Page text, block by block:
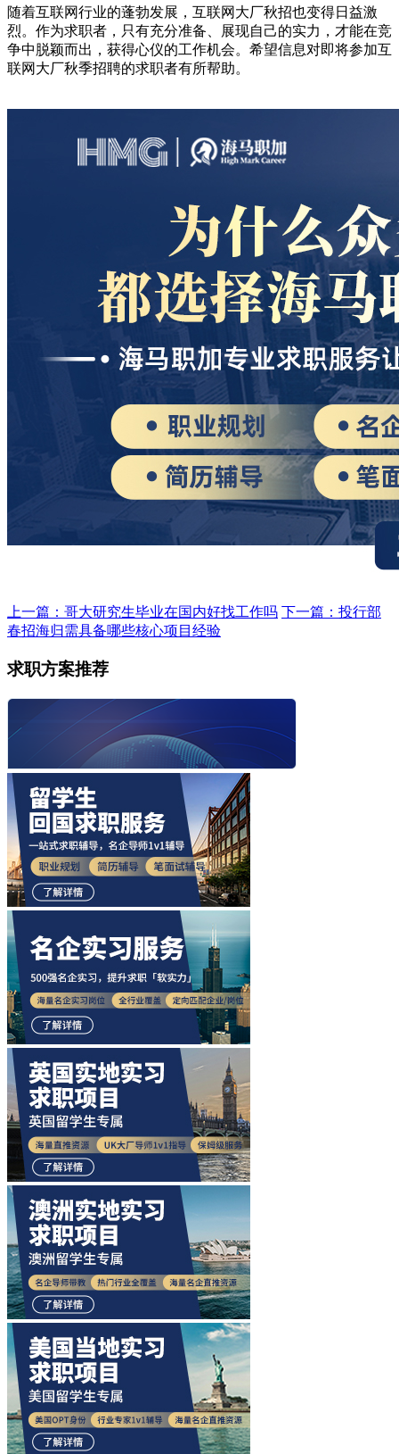
随着互联网行业的蓬勃发展，互联网大厂秋招也变得日益激
烈。作为求职者，只有充分准备、展现自己的实力，才能在竞
争中脱颖而出，获得心仪的工作机会。希望信息对即将参加互
联网大厂秋季招聘的求职者有所帮助。
上一篇：哥大研究生毕业在国内好找工作吗 下一篇：投行部
春招海归需具备哪些核心项目经验
求职方案推荐